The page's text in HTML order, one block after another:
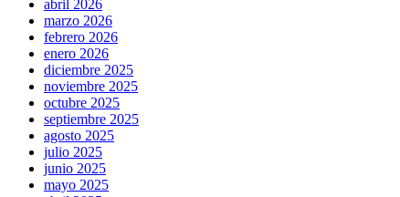
abril 2026
marzo 2026
febrero 2026
enero 2026
diciembre 2025
noviembre 2025
octubre 2025
septiembre 2025
agosto 2025
julio 2025
junio 2025
mayo 2025